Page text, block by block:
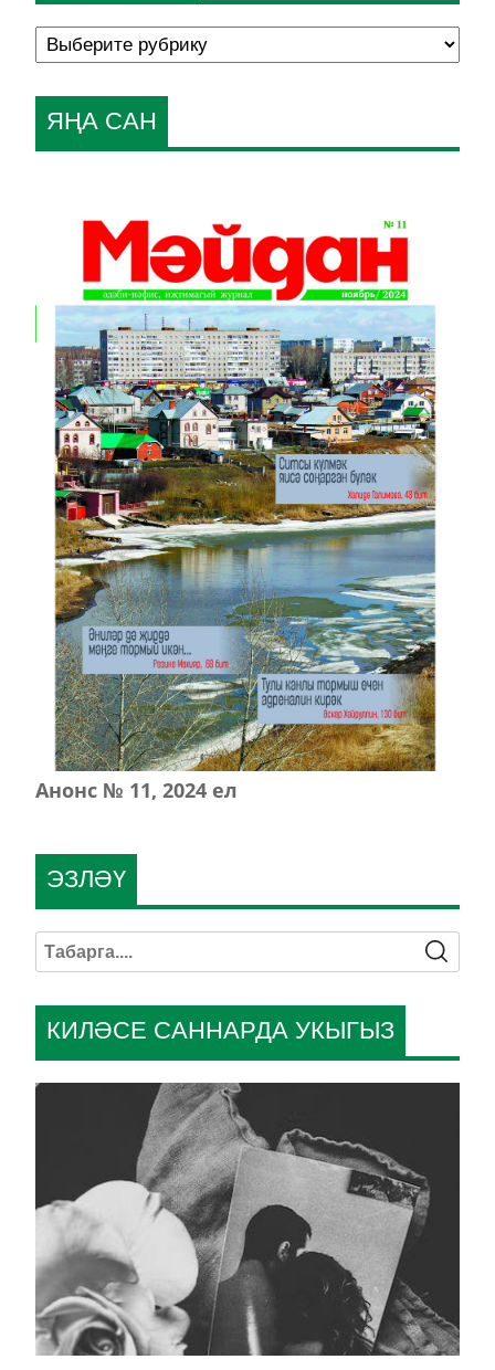
ЯҢА САН
Анонс № 11, 2024 ел
КИЛӘСЕ САННАРДА УКЫГЫЗ
ЭЗЛӘҮ